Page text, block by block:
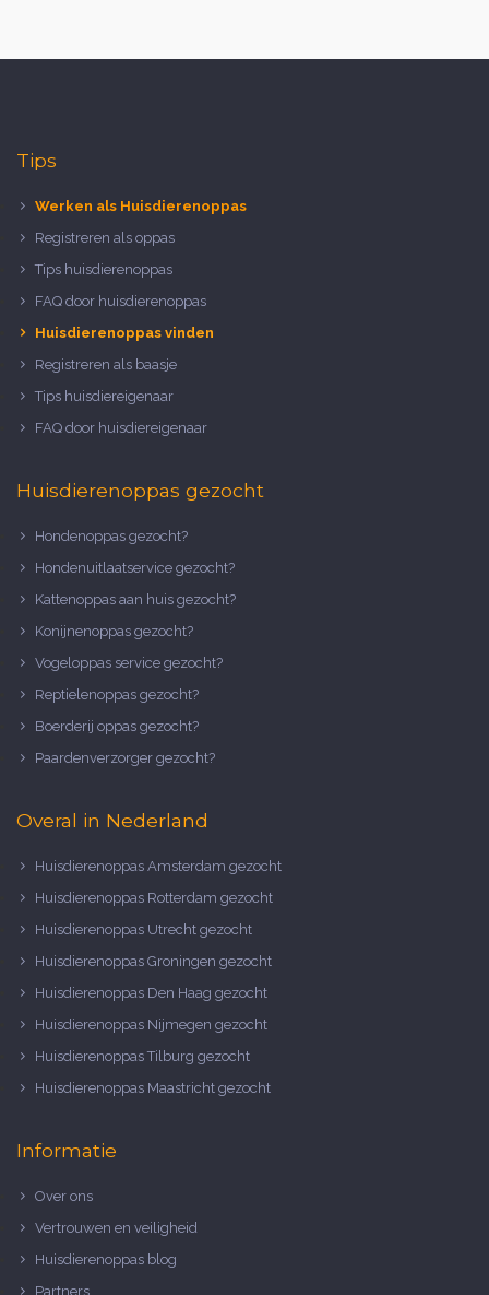
Tips
Werken als Huisdierenoppas
Registreren als oppas
Tips huisdierenoppas
FAQ door huisdierenoppas
Huisdierenoppas vinden
Registreren als baasje
Tips huisdiereigenaar
FAQ door huisdiereigenaar
Huisdierenoppas gezocht
Hondenoppas gezocht?
Hondenuitlaatservice gezocht?
Kattenoppas aan huis gezocht?
Konijnenoppas gezocht?
Vogeloppas service gezocht?
Reptielenoppas gezocht?
Boerderij oppas gezocht?
Paardenverzorger gezocht?
Overal in Nederland
Huisdierenoppas Amsterdam gezocht
Huisdierenoppas Rotterdam gezocht
Huisdierenoppas Utrecht gezocht
Huisdierenoppas Groningen gezocht
Huisdierenoppas Den Haag gezocht
Huisdierenoppas Nijmegen gezocht
Huisdierenoppas Tilburg gezocht
Huisdierenoppas Maastricht gezocht
Informatie
Over ons
Vertrouwen en veiligheid
Huisdierenoppas blog
Partners